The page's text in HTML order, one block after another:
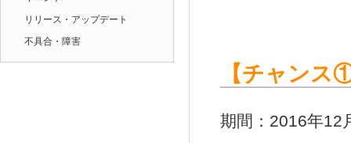
リリース・アップデート
不具合・障害
【チャン
期間：2016年12